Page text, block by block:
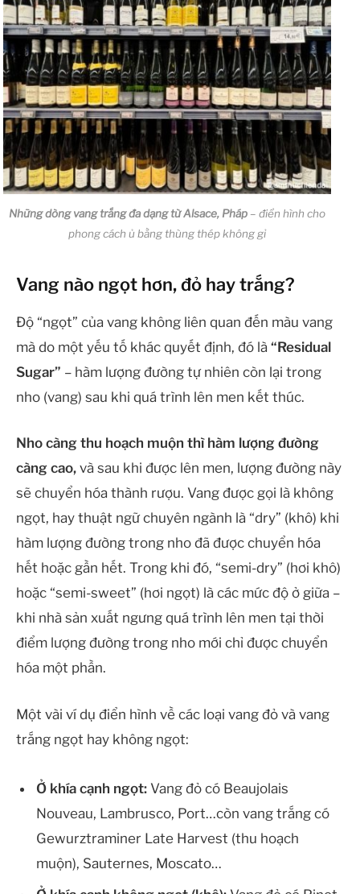
Những dòng vang trắng đa dạng từ Alsace, Pháp– điển hình cho
phong cách ủ bằng thùng thép không gỉ
Vang nào ngọt hơn, đỏ hay trắng?
Độ “ngọt” của vang không liên quan đến màu vang
mà do một yếu tố khác quyết định, đó là “Residual
Sugar” – hàm lượng đường tự nhiên còn lại trong
nho (vang) sau khi quá trình lên men kết thúc.
Nho càng thu hoạch muộn thì hàm lượng đường
càng cao, và sau khi được lên men, lượng đường này
sẽ chuyển hóa thành rượu. Vang được gọi là không
ngọt, hay thuật ngữ chuyên ngành là “dry” (khô) khi
hàm lượng đường trong nho đã được chuyển hóa
hết hoặc gần hết. Trong khi đó, “semi-dry” (hơi khô)
hoặc “semi-sweet” (hơi ngọt) là các mức độ ở giữa –
khi nhà sản xuất ngưng quá trình lên men tại thời
điểm lượng đường trong nho mới chỉ được chuyển
hóa một phần.
Một vài ví dụ điển hình về các loại vang đỏ và vang
trắng ngọt hay không ngọt:
Ở khía cạnh ngọt: Vang đỏ có Beaujolais
Nouveau, Lambrusco, Port…còn vang trắng có
Gewurztraminer Late Harvest (thu hoạch
muộn), Sauternes, Moscato…